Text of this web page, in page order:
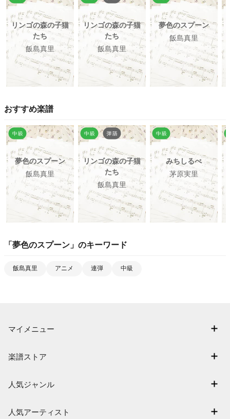
リンゴの森の子猫
たち
飯島真里
リンゴの森の子猫
たち
飯島真里
夢色のスプーン
飯島真里
おすすめ楽譜
夢色のスプーン
飯島真里
リンゴの森の子猫
たち
飯島真里
みちしるべ
茅原実里
「 夢色のスプーン 」のキーワード
飯島真里 アニメ 連弾 中級
マイメニュー
退会はこちら
楽譜ストア
難易度別に探す
人気ジャンル
人気アーティスト